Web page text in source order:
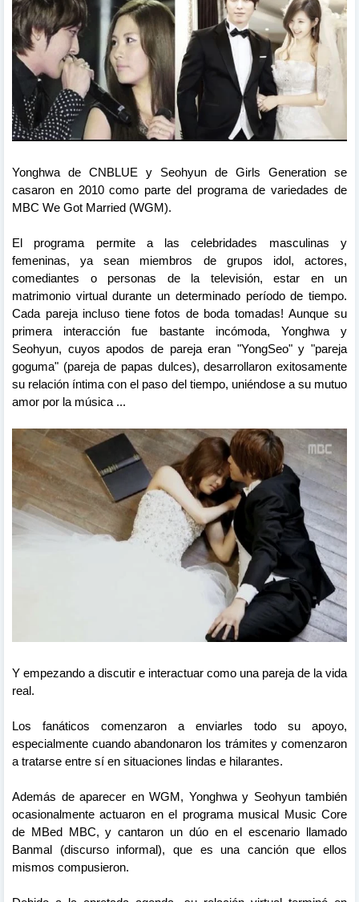
Yonghwa de CNBLUE y Seohyun de Girls Generation se
casaron en 2010 como parte del programa de variedades de
MBC We Got Married (WGM).
El programa permite a las celebridades masculinas y
femeninas, ya sean miembros de grupos idol, actores,
comediantes o personas de la televisión, estar en un
matrimonio virtual durante un determinado período de tiempo.
Cada pareja incluso tiene fotos de boda tomadas!Aunque su
primera interacción fue bastante incómoda, Yonghwa y
Seohyun, cuyos apodos de pareja eran "YongSeo" y "pareja
goguma" (pareja de papas dulces), desarrollaron exitosamente
su relación íntima con el paso del tiempo, uniéndose a su mutuo
amor por la música ...
Y empezando a discutir e interactuar como una pareja de la vida
real.
Los fanáticos comenzaron a enviarles todo su apoyo,
especialmente cuando abandonaron los trámites y comenzaron
a tratarse entre sí en situaciones lindas e hilarantes.
Además de aparecer en WGM, Yonghwa y Seohyun también
ocasionalmente actuaron en el programa musical Music Core
de MBed MBC, y cantaron un dúo en el escenario llamado
Banmal (discurso informal), que es una canción que ellos
mismos compusieron.